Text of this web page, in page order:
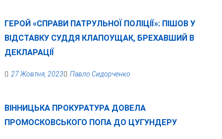
ГЕРОЙ «СПРАВИ ПАТРУЛЬНОЇ ПОЛІЦІЇ»: ПІШОВ У
ВІДСТАВКУ СУДДЯ КЛАПОУЩАК, БРЕХАВШИЙ В
ДЕКЛАРАЦІЇ
27 Жовтня, 2023 Павло Сидорченко
ВІННИЦЬКА ПРОКУРАТУРА ДОВЕЛА
ПРОМОСКОВСЬКОГО ПОПА ДО ЦУГУНДЕРУ